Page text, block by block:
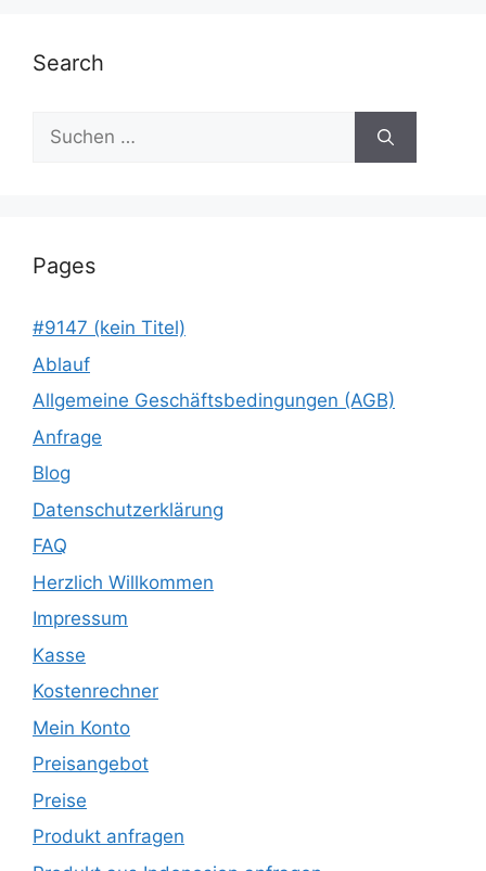
Search
Pages
#9147 (kein Titel)
Ablauf
Allgemeine Geschäftsbedingungen (AGB)
Anfrage
Blog
Datenschutzerklärung
FAQ
Herzlich Willkommen
Impressum
Kasse
Kostenrechner
Mein Konto
Preisangebot
Preise
Produkt anfragen